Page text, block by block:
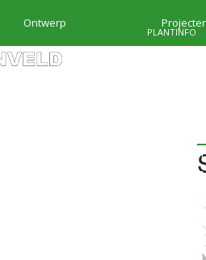
KRAMER &
PLANTINFO
Ontwerp